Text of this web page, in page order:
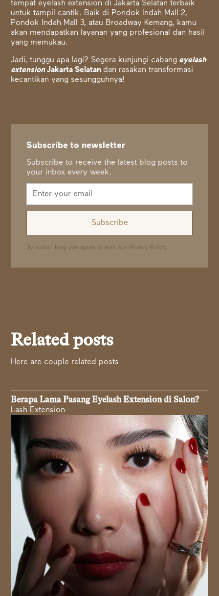
tempat eyelash extension di Jakarta Selatan terbaik
untuk tampil cantik. Baik di Pondok Indah Mall 2,
Pondok Indah Mall 3, atau Broadway Kemang, kamu
akan mendapatkan layanan yang profesional dan hasil
yang memukau.
Jadi, tunggu apa lagi? Segera kunjungi cabang eyelash
extensionJakarta Selatan dan rasakan transformasi
kecantikan yang sesungguhnya!
Subscribe to newsletter
Subscribe to receive the latest blog posts to
your inbox every week.
By subscribing you agree to with our Privacy Policy.
Related posts
Here are couple related posts
Berapa Lama Pasang Eyelash Extension di Salon?
Lash Extension